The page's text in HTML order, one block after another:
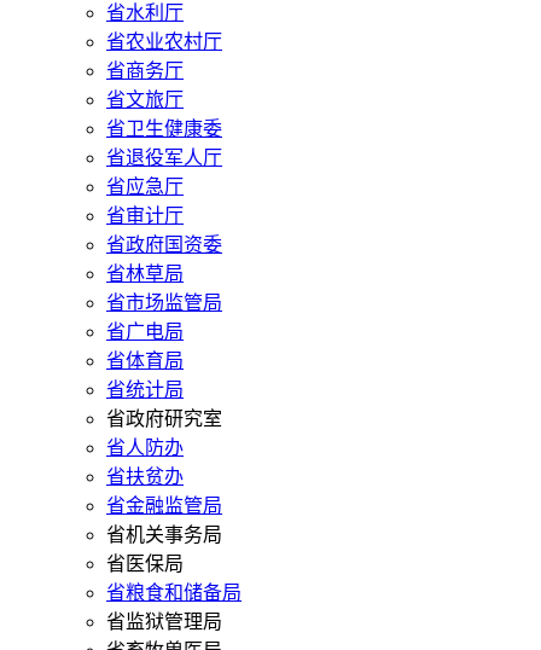
省水利厅
省农业农村厅
省商务厅
省文旅厅
省卫生健康委
省退役军人厅
省应急厅
省审计厅
省政府国资委
省林草局
省市场监管局
省广电局
省体育局
省统计局
省政府研究室
省人防办
省扶贫办
省金融监管局
省机关事务局
省医保局
省粮食和储备局
省监狱管理局